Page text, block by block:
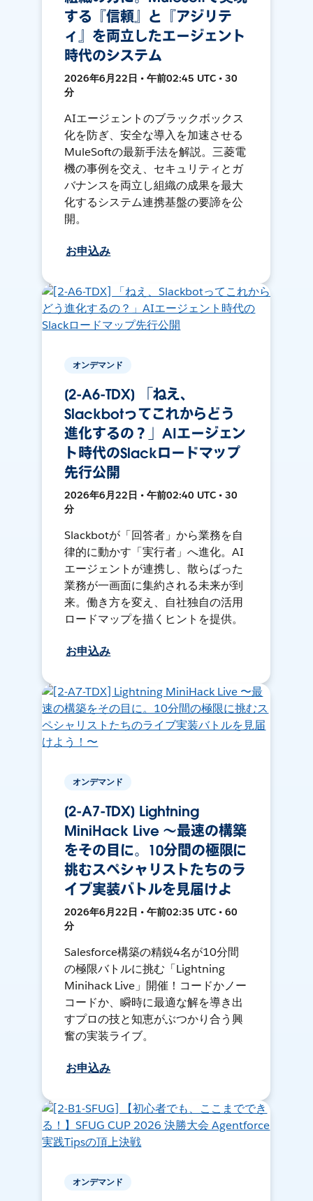
する『信頼』と『アジリテ
ィ』を両立したエージェント
時代のシステム
2026年6月22日 • 午前02:45 UTC • 30
分
AIエージェントのブラックボックス
化を防ぎ、安全な導入を加速させる
MuleSoftの最新手法を解説。三菱電
機の事例を交え、セキュリティとガ
バナンスを両立し組織の成果を最大
化するシステム連携基盤の要諦を公
開。
お申込み
オンデマンド
[2-A6-TDX] 「ねえ、
Slackbotってこれからどう
進化するの？」AIエージェン
ト時代のSlackロードマップ
先行公開
2026年6月22日 • 午前02:40 UTC • 30
分
Slackbotが「回答者」から業務を自
律的に動かす「実行者」へ進化。AI
エージェントが連携し、散らばった
業務が一画面に集約される未来が到
来。働き方を変え、自社独自の活用
ロードマップを描くヒントを提供。
お申込み
オンデマンド
[2-A7-TDX] Lightning
MiniHack Live 〜最速の構築
をその目に。10分間の極限に
挑むスペシャリストたちのラ
イブ実装バトルを見届けよ
2026年6月22日 • 午前02:35 UTC • 60
分
Salesforce構築の精鋭4名が10分間
の極限バトルに挑む「Lightning
Minihack Live」開催！コードかノー
コードか、瞬時に最適な解を導き出
すプロの技と知恵がぶつかり合う興
奮の実装ライブ。
お申込み
オンデマンド